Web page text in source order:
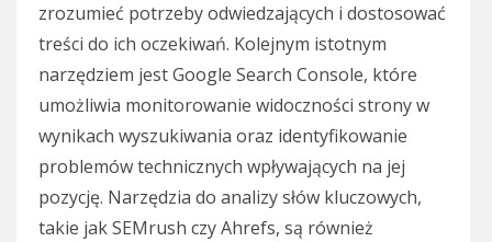
zrozumieć potrzeby odwiedzających i dostosować
treści do ich oczekiwań. Kolejnym istotnym
narzędziem jest Google Search Console, które
umożliwia monitorowanie widoczności strony w
wynikach wyszukiwania oraz identyfikowanie
problemów technicznych wpływających na jej
pozycję. Narzędzia do analizy słów kluczowych,
takie jak SEMrush czy Ahrefs, są również